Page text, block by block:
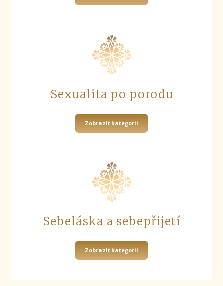
Sexualita po porodu
Zobrazit kategorii
Sebeláska a sebepřijetí
Zobrazit kategorii